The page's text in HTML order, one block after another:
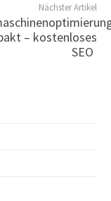
Nächster Artikel
– kostenloses
SEO